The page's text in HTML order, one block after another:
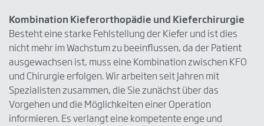
Kombination Kieferorthopädie und Kieferchirurgie
Besteht eine starke Fehlstellung der Kiefer und ist dies
nicht mehr im Wachstum zu beeinflussen, da der Patient
ausgewachsen ist, muss eine Kombination zwischen KFO
und Chirurgie erfolgen. Wir arbeiten seit Jahren mit
Spezialisten zusammen, die Sie zunächst über das
Vorgehen und die Möglichkeiten einer Operation
informieren. Es verlangt eine kompetente enge und